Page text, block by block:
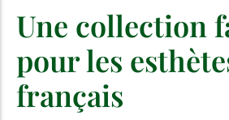
Une collection
pour les
français